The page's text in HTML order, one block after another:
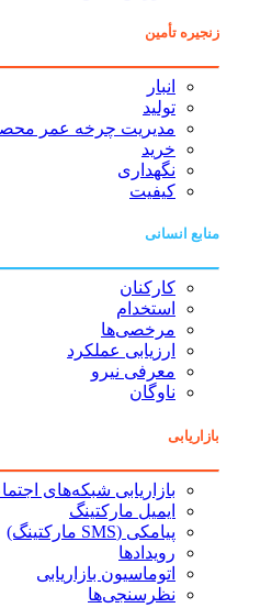
زنجیره تأمین
انبار
تولید
مدیریت چرخه عمر محصول (PLM)
خرید
نگهداری
کیفیت
منابع انسانی
کارکنان
استخدام
مرخصی‌ها
ارزیابی عملکرد
معرفی نیرو
ناوگان
بازاریابی
بازاریابی شبکه‌های اجتماعی
ایمیل مارکتینگ
پیامکی (SMS مارکتینگ)
رویدادها
اتوماسیون بازاریابی
نظرسنجی‌ها